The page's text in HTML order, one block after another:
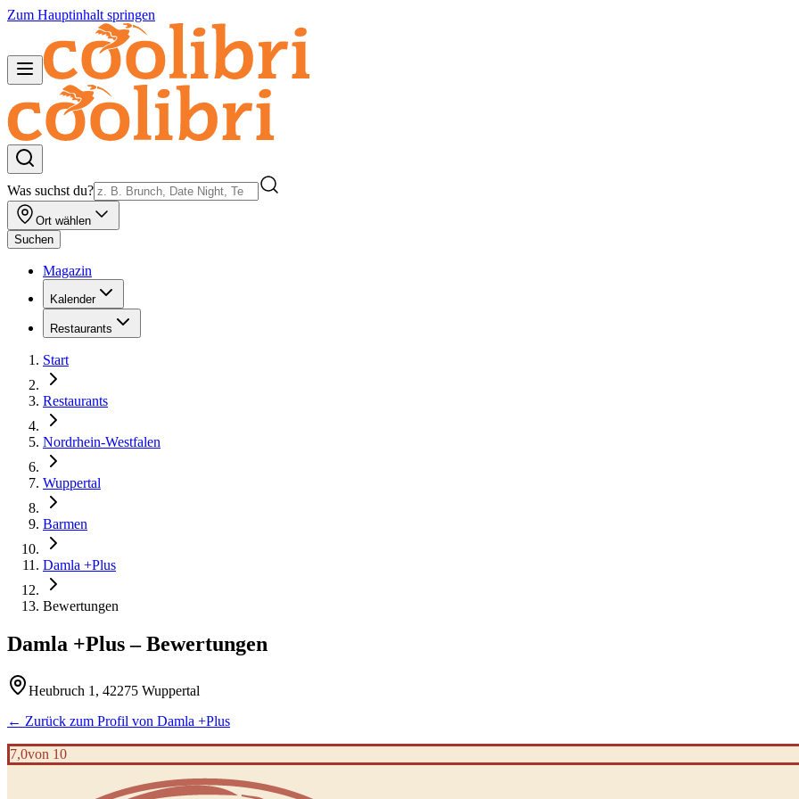
Zum Hauptinhalt springen
Was suchst du?
Ort wählen
Suchen
Magazin
Kalender
Restaurants
Start
Restaurants
Nordrhein-Westfalen
Wuppertal
Barmen
Damla +Plus
Bewertungen
Damla +Plus – Bewertungen
Heubruch 1, 42275 Wuppertal
← Zurück zum Profil von Damla +Plus
7,0von 10